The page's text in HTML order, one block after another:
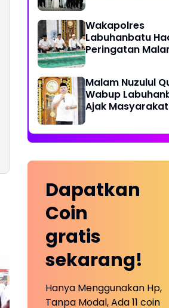
Wakapolres
Labuhanbatu Hadiri
Peringatan
Masjid Raya Al-
Malam Nuzulul
Wabup
Ajak Masyarakat
Mushaf
Dapatkan
Coin
gratis
sekarang!
Hanya Menggunakan Hp,
Tanpa Modal, Ada 11 coin